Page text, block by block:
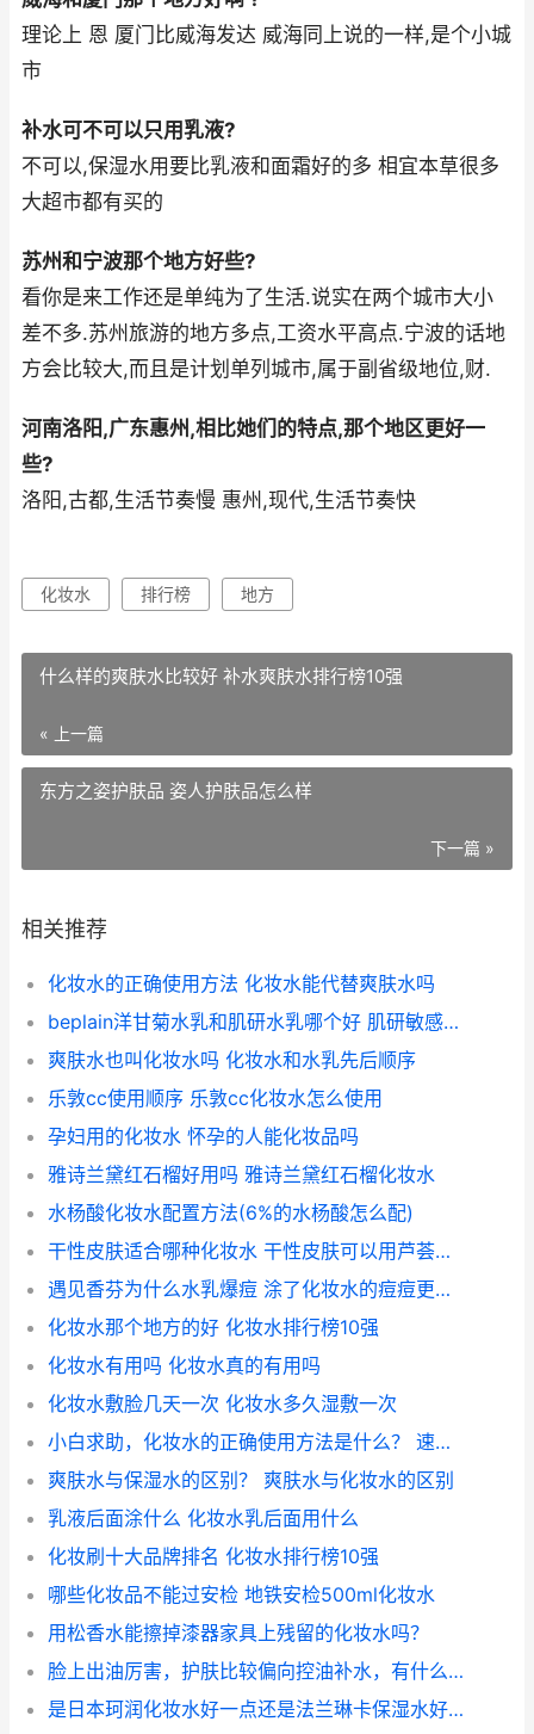
理论上 恩 厦门比威海发达 威海同上说的一样,是个小城
市
补水可不可以只用乳液?
不可以,保湿水用要比乳液和面霜好的多 相宜本草很多
大超市都有买的
苏州和宁波那个地方好些?
看你是来工作还是单纯为了生活.说实在两个城市大小
差不多.苏州旅游的地方多点,工资水平高点.宁波的话地
方会比较大,而且是计划单列城市,属于副省级地位,财.
河南洛阳,广东惠州,相比她们的特点,那个地区更好一
些?
洛阳,古都,生活节奏慢 惠州,现代,生活节奏快
化妆水 排行榜 地方
什么样的爽肤水比较好 补水爽肤水排行榜10强
« 上一篇
东方之姿护肤品 姿人护肤品怎么样
下一篇 »
相关推荐
化妆水的正确使用方法 化妆水能代替爽肤水吗
beplain洋甘菊水乳和肌研水乳哪个好 肌研敏感肌化妆水是哪款
爽肤水也叫化妆水吗 化妆水和水乳先后顺序
乐敦cc使用顺序 乐敦cc化妆水怎么使用
孕妇用的化妆水 怀孕的人能化妆品吗
雅诗兰黛红石榴好用吗 雅诗兰黛红石榴化妆水
水杨酸化妆水配置方法(6%的水杨酸怎么配)
干性皮肤适合哪种化妆水 干性皮肤可以用芦荟胶吗
遇见香芬为什么水乳爆痘 涂了化妆水的痘痘更明显
化妆水那个地方的好 化妆水排行榜10强
化妆水有用吗 化妆水真的有用吗
化妆水敷脸几天一次 化妆水多久湿敷一次
小白求助，化妆水的正确使用方法是什么？ 速效小白瓶治疗脚气
爽肤水与保湿水的区别？ 爽肤水与化妆水的区别
乳液后面涂什么 化妆水乳后面用什么
化妆刷十大品牌排名 化妆水排行榜10强
哪些化妆品不能过安检 地铁安检500ml化妆水
用松香水能擦掉漆器家具上残留的化妆水吗？
脸上出油厉害，护肤比较偏向控油补水，有什么好用的化妆水推荐吗？(脸上出油补水有用吗)
是日本珂润化妆水好一点还是法兰琳卡保湿水好一点？(化妆品十大垃圾国货)